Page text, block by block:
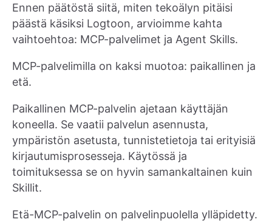
Ennen päätöstä siitä, miten tekoälyn pitäisi
päästä käsiksi Logtoon, arvioimme kahta
vaihtoehtoa: MCP-palvelimet ja Agent Skills.
MCP-palvelimilla on kaksi muotoa: paikallinen ja
etä.
Paikallinen MCP-palvelin ajetaan käyttäjän
koneella. Se vaatii palvelun asennusta,
ympäristön asetusta, tunnistetietoja tai erityisiä
kirjautumisprosesseja. Käytössä ja
toimituksessa se on hyvin samankaltainen kuin
Skillit.
Etä-MCP-palvelin on palvelinpuolella ylläpidetty.